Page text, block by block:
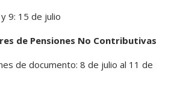
9: 15 de julio
de Pensiones No Contributivas
de documento: 8 de julio al 11 de